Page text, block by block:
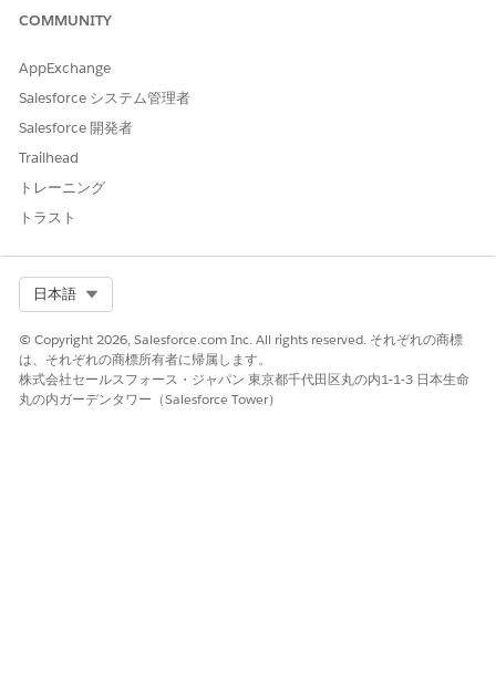
COMMUNITY
AppExchange
Salesforce システム管理者
Salesforce 開発者
Trailhead
トレーニング
トラスト
日本語
© Copyright 2026, Salesforce.com Inc. All rights reserved. それぞれの商標
は、それぞれの商標所有者に帰属します。
株式会社セールスフォース・ジャパン 東京都千代田区丸の内1-1-3 日本生命
丸の内ガーデンタワー（Salesforce Tower）